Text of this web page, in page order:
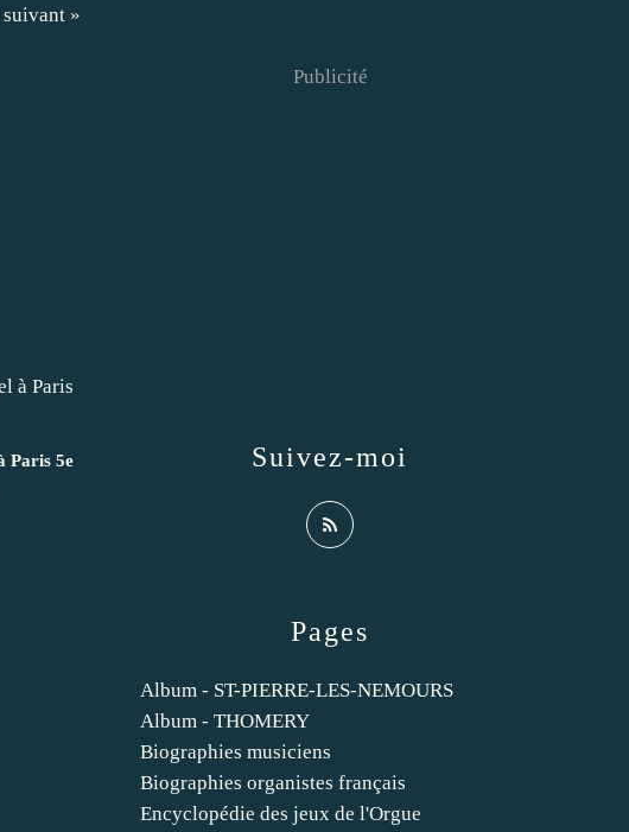
»
Paris 5e
Pages
Album - ST-PIERRE-LES-NEMOURS
Album - THOMERY
Biographies musiciens
Biographies organistes français
Encyclopédie des jeux de l'Orgue
Suivez-moi
Publicité